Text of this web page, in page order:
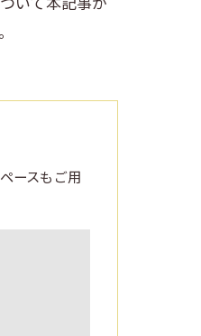
ースもご用